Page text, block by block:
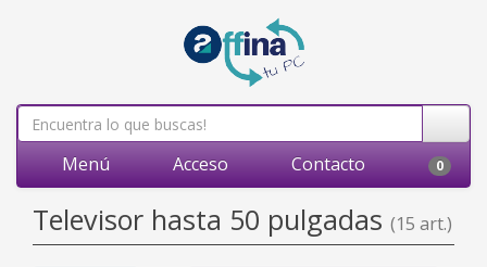
Menú Acceso Contacto 0
Televisor hasta 50 pulgadas (15 art.)